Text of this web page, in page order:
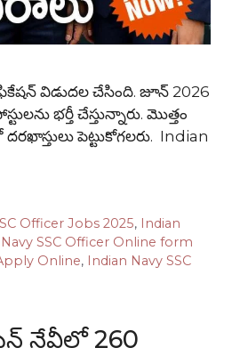
విడుదల చేసింది. జూన్ 2026
భర్తీ చేస్తున్నారు. మొత్తం
పెట్టుకోగలరు. Indian
Officer Jobs 2025,
Indian
Navy SSC Officer Online form
Online,
Indian Navy SSC
నేవీలో 260